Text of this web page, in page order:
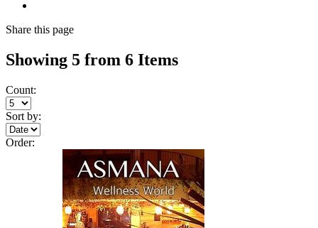
Share this page
Showing 5 from 6 Items
Count:
Sort by:
Order: